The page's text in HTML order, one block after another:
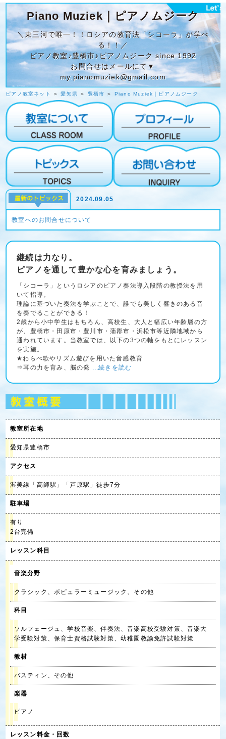
Piano Muziek｜ピアノムジーク
＼東三河で唯一！！ロシアの教育法「シコーラ」が学べ
る！！／
ピアノ教室♪豊橋市♪ピアノムジーク since 1992
お問合せはメールにて▼
my.pianomuziek@gmail.com
ピアノ教室ネット ＞愛知県 ＞ 豊橋市 ＞ Piano Muziek｜ピアノムジーク
2024.09.05
教室へのお問合せについて
継続は力なり。
ピアノを通して豊かな心を育みましょう。
「シコーラ」というロシアのピアノ奏法導入段階の教授法を用
いて指導。
理論に基づいた奏法を学ぶことで、誰でも美しく響きのある音
を奏でることができる！
2歳から小中学生はもちろん、高校生、大人と幅広い年齢層の方
が、豊橋市・田原市・豊川市・蒲郡市・浜松市等近隣地域から
通われています。当教室では、以下の3つの軸をもとにレッスン
を実施。
★わらべ歌やリズム遊びを用いた音感教育
⇒耳の力を育み、脳の発
...続きを読む
教室所在地
愛知県豊橋市
アクセス
渥美線「高師駅」「芦原駅」徒歩7分
駐車場
有り
2台完備
レッスン科目
音楽分野
クラシック、ポピュラーミュージック、その他
科目
ソルフェージュ、学校音楽、伴奏法、音楽高校受験対策、音楽大
学受験対策、保育士資格試験対策、幼稚園教諭免許試験対策
教材
バスティン、その他
楽器
ピアノ
レッスン料金・回数